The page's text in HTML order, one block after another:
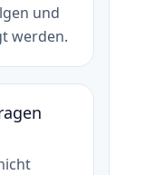
und
werden.